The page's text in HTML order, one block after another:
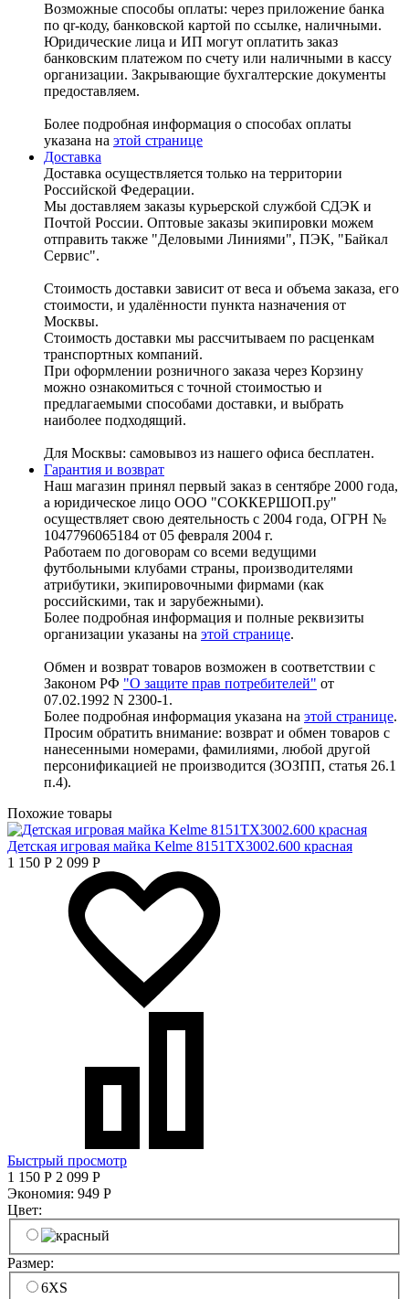
Возможные способы оплаты: через приложение банка
по qr-коду, банковской картой по ссылке, наличными.
Юридические лица и ИП могут оплатить заказ
банковским платежом по счету или наличными в кассу
организации. Закрывающие бухгалтерские документы
предоставляем.
Более подробная информация о способах оплаты
указана на этой странице
Доставка
Доставка осуществляется только на территории
Российской Федерации.
Мы доставляем заказы курьерской службой СДЭК и
Почтой России. Оптовые заказы экипировки можем
отправить также "Деловыми Линиями", ПЭК, "Байкал
Сервис".
Стоимость доставки зависит от веса и объема заказа, его
стоимости, и удалённости пункта назначения от
Москвы.
Стоимость доставки мы рассчитываем по расценкам
транспортных компаний.
При оформлении розничного заказа через Корзину
можно ознакомиться с точной стоимостью и
предлагаемыми способами доставки, и выбрать
наиболее подходящий.
Для Москвы: самовывоз из нашего офиса бесплатен.
Гарантия и возврат
Наш магазин принял первый заказ в сентябре 2000 года,
а юридическое лицо ООО "СОККЕРШОП.ру"
осуществляет свою деятельность с 2004 года, ОГРН №
1047796065184 от 05 февраля 2004 г.
Работаем по договорам со всеми ведущими
футбольными клубами страны, производителями
атрибутики, экипировочными фирмами (как
российскими, так и зарубежными).
Более подробная информация и полные реквизиты
организации указаны на этой странице.
Обмен и возврат товаров возможен в соответствии с
Законом РФ "О защите прав потребителей" от
07.02.1992 N 2300-1.
Более подробная информация указана на этой странице.
Просим обратить внимание: возврат и обмен товаров с
нанесенными номерами, фамилиями, любой другой
персонификацией не производится (ЗОЗПП, статья 26.1
п.4).
Похожие товары
Детская игровая майка Kelme 8151TX3002.600 красная
1 150 Р 2 099 Р
Быстрый просмотр
1 150 Р 2 099 Р
Экономия: 949 Р
Цвет:
Размер:
6XS